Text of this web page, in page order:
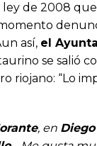
de 2008
así, el
se salió
riojano: “Lo
, en